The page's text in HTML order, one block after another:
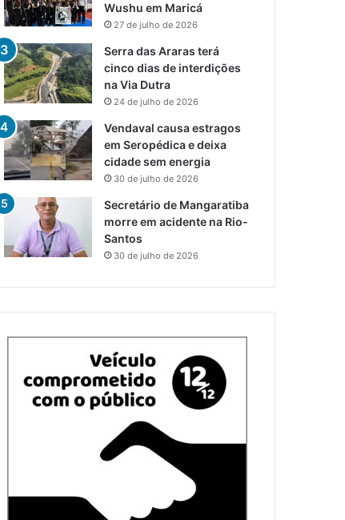
Wushu em Maricá
27 de julho de 2026
Serra das Araras terá
cinco dias de interdições
na Via Dutra
24 de julho de 2026
Vendaval causa estragos
em Seropédica e deixa
cidade sem energia
30 de julho de 2026
Secretário de Mangaratiba
morre em acidente na Rio-
Santos
30 de julho de 2026